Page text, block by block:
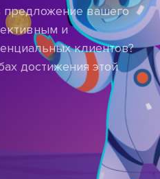
вашего
и
клиентов?
достижения этой